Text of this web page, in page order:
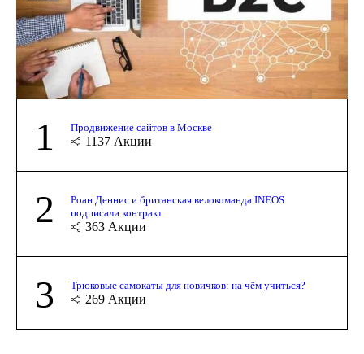
1 Продвижение сайтов в Москве
1137 Акции
2
Роан Деннис и британская велокоманда INEOS
подписали контракт
363 Акции
3 Трюковые самокаты для новичков: на чём учиться?
269 Акции